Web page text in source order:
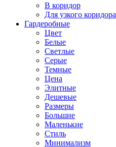
В коридор
Для узкого коридора
Гардеробные
Цвет
Белые
Светлые
Серые
Темные
Цена
Элитные
Дешевые
Размеры
Большие
Маленькие
Стиль
Минимализм